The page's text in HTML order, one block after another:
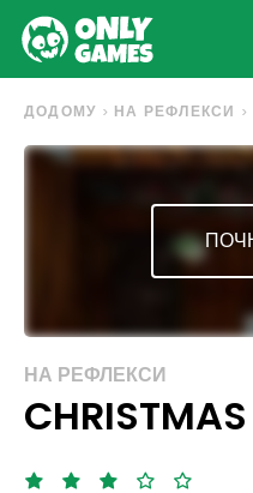
ДОДОМУ НА РЕФЛЕКСИ
НА РЕФЛЕКСИ